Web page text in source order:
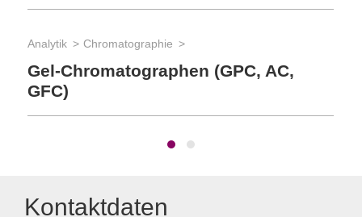
Analytik Chromatographie
Gel-Chromatographen (GPC, AC,
GFC)
Kontaktdaten